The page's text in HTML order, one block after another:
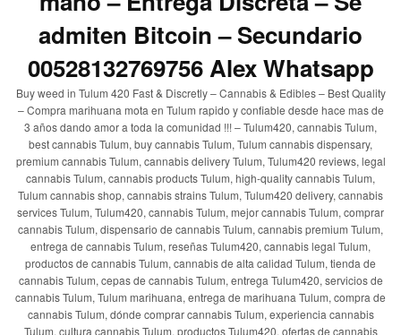
admiten Bitcoin – Secundario
00528132769756 Alex Whatsapp
Buy weed in Tulum 420 Fast & Discretly – Cannabis & Edibles – Best Quality
– Compra marihuana mota en Tulum rapido y confiable desde hace mas de
3 años dando amor a toda la comunidad !!! – Tulum420, cannabis Tulum,
best cannabis Tulum, buy cannabis Tulum, Tulum cannabis dispensary,
premium cannabis Tulum, cannabis delivery Tulum, Tulum420 reviews, legal
cannabis Tulum, cannabis products Tulum, high-quality cannabis Tulum,
Tulum cannabis shop, cannabis strains Tulum, Tulum420 delivery, cannabis
services Tulum, Tulum420, cannabis Tulum, mejor cannabis Tulum, comprar
cannabis Tulum, dispensario de cannabis Tulum, cannabis premium Tulum,
entrega de cannabis Tulum, reseñas Tulum420, cannabis legal Tulum,
productos de cannabis Tulum, cannabis de alta calidad Tulum, tienda de
cannabis Tulum, cepas de cannabis Tulum, entrega Tulum420, servicios de
cannabis Tulum, Tulum marihuana, entrega de marihuana Tulum, compra de
cannabis Tulum, dónde comprar cannabis Tulum, experiencia cannabis
Tulum, cultura cannabis Tulum, productos Tulum420, ofertas de cannabis